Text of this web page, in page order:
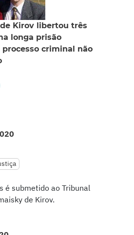
Kirov libertou três
longa prisão
criminal não
é submetido ao Tribunal
de Kirov.